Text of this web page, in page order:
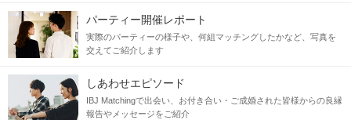
パーティー開催レポート
実際のパーティーの様子や、何組マッチングしたかなど、写真を
交えてご紹介します
しあわせエピソード
IBJ Matchingで出会い、お付き合い・ご成婚された皆様からの良縁
報告やメッセージをご紹介